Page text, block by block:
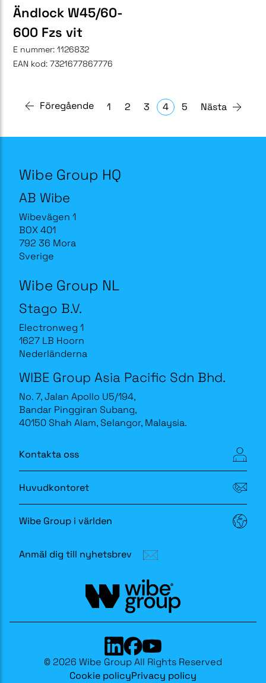
Ändlock W45/60-
600 Fzs vit
E nummer: 1126832
EAN kod: 7321677867776
Föregående 1 2 3 4 5 Nästa
Wibe Group HQ
AB Wibe
Wibevägen 1
BOX 401
792 36 Mora
Sverige
Wibe Group NL
Stago B.V.
Electronweg 1
1627 LB Hoorn
Nederländerna
WIBE Group Asia Pacific Sdn Bhd.
No. 7, Jalan Apollo U5/194,
Bandar Pinggiran Subang,
40150 Shah Alam, Selangor, Malaysia.
Kontakta oss
Huvudkontoret
Wibe Group i världen
Anmäl dig till nyhetsbrev
© 2026 Wibe Group All Rights Reserved
Cookie policyPrivacy policy